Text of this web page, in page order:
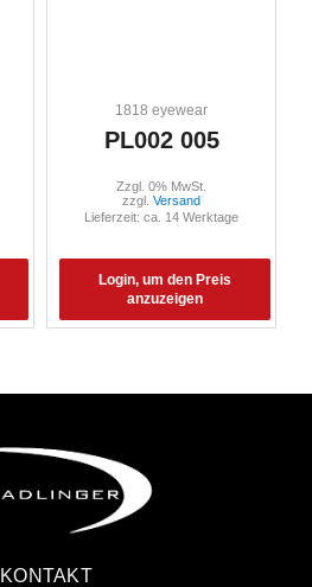
1818 eyewear
PL002 005
Login, um den Preis
anzuzeigen
Zzgl. 0% MwSt.
zzgl. Versand
Lieferzeit: ca. 14 Werktage
KONTAKT